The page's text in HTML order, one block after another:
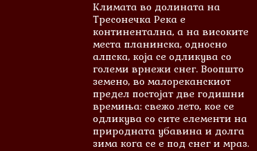
Климата во долината на
Тресонечка Река е
континентална, а на високите
места планинска, односно
алпска, која се одликува со
големи врнежи снег. Воопшто
земено, во малореканскиот
предел постојат две годишни
времиња: свежо лето, кое се
одликува со сите елементи на
природната убавина и долга
зима кога се е под снег и мраз.